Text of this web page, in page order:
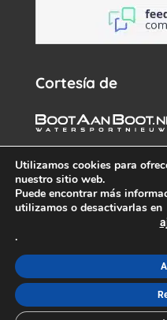
Cortesía de
Términos y condiciones y
Utilizamos cookies para
nuestro sitio web.
Puede encontrar más
utilizamos o desactivarlas en
.